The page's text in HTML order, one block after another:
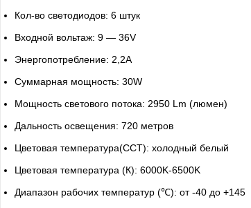
Кол-во светодиодов: 6 штук
Входной вольтаж: 9 — 36V
Энергопотребление: 2,2А
Суммарная мощность: 30W
Мощность светового потока: 2950 Lm (люмен)
Дальность освещения: 720 метров
Цветовая температура(CCT): холодный белый
Цветовая температура (К): 6000K-6500K
Диапазон рабочих температур (℃): от -40 до +145